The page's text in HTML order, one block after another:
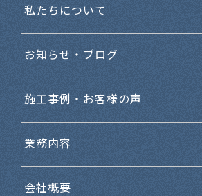
私たちについて
お知らせ・ブログ
施工事例・お客様の声
業務内容
会社概要